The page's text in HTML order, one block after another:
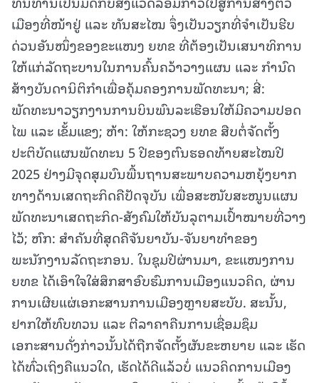
ເມືອງທີ່ໜ້າຢູ່ ແລະ ທັນສະໄໝ ຈຶ່ງເປັນວຽກທີ່ຈໍາເປັນຮີບ
ດ່ວນອັນໜຶ່ງຂອງຂະແໜງ ຍທຂ ທີ່ຕ້ອງເປັນເສນາທິການ
ໃຫ້ແກ່ລັດຖະບານໃນການຄົ້ນຄວ້າວາງແຜນ ແລະ ກໍານົດ
ສ້າງບັນດານິຕິກຳເພື່ອຄຸ້ມຄອງການພັດທະນາ; ສີ່:
ພັດທະນາວຽກງານການບິນພົນລະເຮືອນໃຫ້ມີຄວາມປອດ
ໄພ ແລະ ເຂັ້ມແຂງ; ຫ້າ: ໃຫ້ກະຊວງ ຍທຂ ສືບຕໍ່ຈັດຕັ້ງ
ປະຕິບັດແຜນພັດທະນ 5 ປີຂອງຕົນຮອດທ້າຍສະໄໝປີ
2025 ຢ່າງມີຈຸດສຸມບົນພື້ນຖານສະພາບຄວາມຫຍຸ້ງຍາກ
ທາງດ້ານເສດຖະກິດຄືປັດຈຸບັນ ເພື່ອສະໜັບສະໜູນແຜນ
ພັດທະນາເສດຖະກິດ-ສັງຄົມໃຫ້ບັນລຸຕາມເປົ້າໝາຍທີ່ວາງ
ໄວ້; ຫົກ: ສໍາຄັນທີ່ສຸດຄືຈັນຍາບັນ-ຈັນຍາທຳຂອງ
ພະນັກງານລັດຖະກອນ. ໃນຊຸມປີຜ່ານມາ, ຂະແໜງການ
ຍທຂ ໄດ້ເອົາໃຈໃສ່ສຶກສາອົບຮົມການເມືອງແນວຄິດ, ຜ່ານ
ການເຜີຍແຜ່ເອກະສານການເມືອງຫຼາຍສະບັບ. ສະນັ້ນ,
ຢາກໃຫ້ທົບທວນ ແລະ ຕີລາຄາຄືນການເຊື່ອມຊຶມ
ເອກະສານດັ່ງກ່າວນັ້ນໄດ້ຖືກຈັດຕັ້ງຜັນຂະຫຍາຍ ແລະ ເຮັດ
ໄດ້ທົ່ວເຖິງຄືແນວໃດ, ເຮັດໄດ້ດີແລ້ວບໍ່ ແນວຄິດການເມືອງ